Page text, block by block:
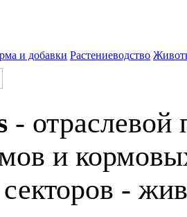
и добавки Растениеводство
- отраслевой
и
-